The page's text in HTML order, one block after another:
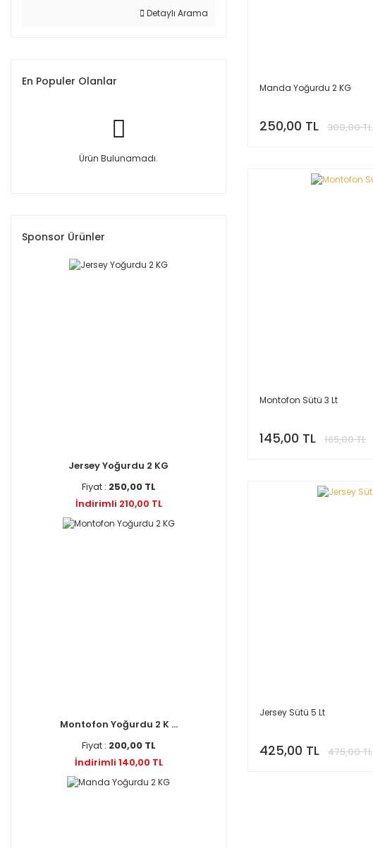
Detaylı Arama
En Populer Olanlar
Ürün Bulunamadı.
Sponsor Ürünler
Jersey Yoğurdu 2 KG
Fiyat : 250,00 TL
İndirimli 210,00 TL
Montofon Yoğurdu 2 K ...
Fiyat : 200,00 TL
İndirimli 140,00 TL
Manda Yoğurdu 2 KG
250,00 TL 300,00 TL
Montofon Sütü 3 Lt
145,00 TL 165,00 TL
Jersey Sütü 5 Lt
425,00 TL 475,00 TL